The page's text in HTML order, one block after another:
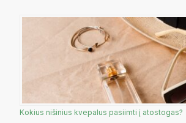
Kokius nišinius kvepalus pasiimti į atostogas?